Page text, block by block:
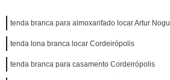
tenda branca para almoxarifado locar Artur
tenda lona branca locar Cordeirópolis
tenda branca para casamento Cordeirópolis